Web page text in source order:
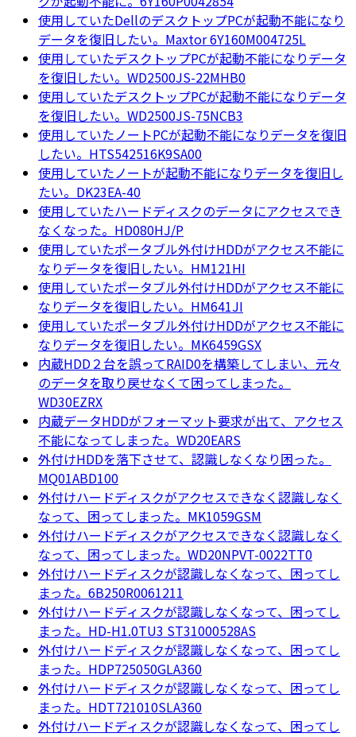
使用していたDellのデスクトップPCが起動不能になり
データを復旧したい。Maxtor 6Y160M004725L
使用していたデスクトップPCが起動不能になりデータ
を復旧したい。WD2500JS-22MHB0
使用していたデスクトップPCが起動不能になりデータ
を復旧したい。WD2500JS-75NCB3
使用していたノートPCが起動不能になりデータを復旧
したい。HTS542516K9SA00
使用していたノートが起動不能になりデータを復旧し
たい。DK23EA-40
使用していたハードディスクのデータにアクセスでき
なくなった。HD080HJ/P
使用していたポータブル外付けHDDがアクセス不能に
なりデータを復旧したい。HM121HI
使用していたポータブル外付けHDDがアクセス不能に
なりデータを復旧したい。HM641JI
使用していたポータブル外付けHDDがアクセス不能に
なりデータを復旧したい。MK6459GSX
内蔵HDD２台を誤ってRAID0を構築してしまい、元々
のデータを取り戻せなくて困ってしまった。
WD30EZRX
内蔵データHDDがフォーマット要求が出て、アクセス
不能になってしまった。WD20EARS
外付けHDDを落下させて、認識しなくなり困った。
MQ01ABD100
外付けハードディスクがアクセスできなく認識しなく
なって、困ってしまった。MK1059GSM
外付けハードディスクがアクセスできなく認識しなく
なって、困ってしまった。WD20NPVT-0022TT0
外付けハードディスクが認識しなくなって、困ってし
まった。6B250R0061211
外付けハードディスクが認識しなくなって、困ってし
まった。HD-H1.0TU3 ST31000528AS
外付けハードディスクが認識しなくなって、困ってし
まった。HDP725050GLA360
外付けハードディスクが認識しなくなって、困ってし
まった。HDT721010SLA360
外付けハードディスクが認識しなくなって、困ってし